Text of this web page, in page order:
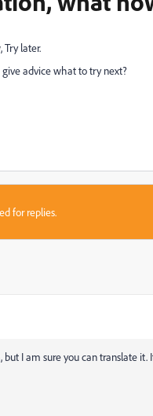
Try later.
give advice what to try next?
for replies.
I am sure you can translate